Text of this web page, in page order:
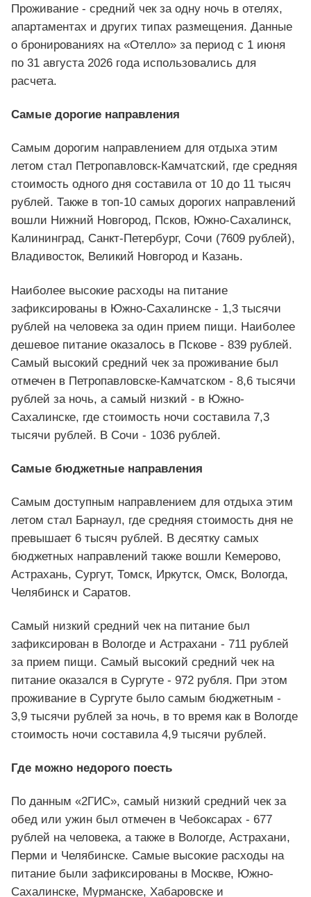
Проживание - средний чек за одну ночь в отелях,
апартаментах и других типах размещения. Данные
о бронированиях на «Отелло» за период с 1 июня
по 31 августа 2026 года использовались для
расчета.
Самые дорогие направления
Самым дорогим направлением для отдыха этим
летом стал Петропавловск-Камчатский, где средняя
стоимость одного дня составила от 10 до 11 тысяч
рублей. Также в топ-10 самых дорогих направлений
вошли Нижний Новгород, Псков, Южно-Сахалинск,
Калининград, Санкт-Петербург, Сочи (7609 рублей),
Владивосток, Великий Новгород и Казань.
Наиболее высокие расходы на питание
зафиксированы в Южно-Сахалинске - 1,3 тысячи
рублей на человека за один прием пищи. Наиболее
дешевое питание оказалось в Пскове - 839 рублей.
Самый высокий средний чек за проживание был
отмечен в Петропавловске-Камчатском - 8,6 тысячи
рублей за ночь, а самый низкий - в Южно-
Сахалинске, где стоимость ночи составила 7,3
тысячи рублей. В Сочи - 1036 рублей.
Самые бюджетные направления
Самым доступным направлением для отдыха этим
летом стал Барнаул, где средняя стоимость дня не
превышает 6 тысяч рублей. В десятку самых
бюджетных направлений также вошли Кемерово,
Астрахань, Сургут, Томск, Иркутск, Омск, Вологда,
Челябинск и Саратов.
Самый низкий средний чек на питание был
зафиксирован в Вологде и Астрахани - 711 рублей
за прием пищи. Самый высокий средний чек на
питание оказался в Сургуте - 972 рубля. При этом
проживание в Сургуте было самым бюджетным -
3,9 тысячи рублей за ночь, в то время как в Вологде
стоимость ночи составила 4,9 тысячи рублей.
Где можно недорого поесть
По данным «2ГИС», самый низкий средний чек за
обед или ужин был отмечен в Чебоксарах - 677
рублей на человека, а также в Вологде, Астрахани,
Перми и Челябинске. Самые высокие расходы на
питание были зафиксированы в Москве, Южно-
Сахалинске, Мурманске, Хабаровске и